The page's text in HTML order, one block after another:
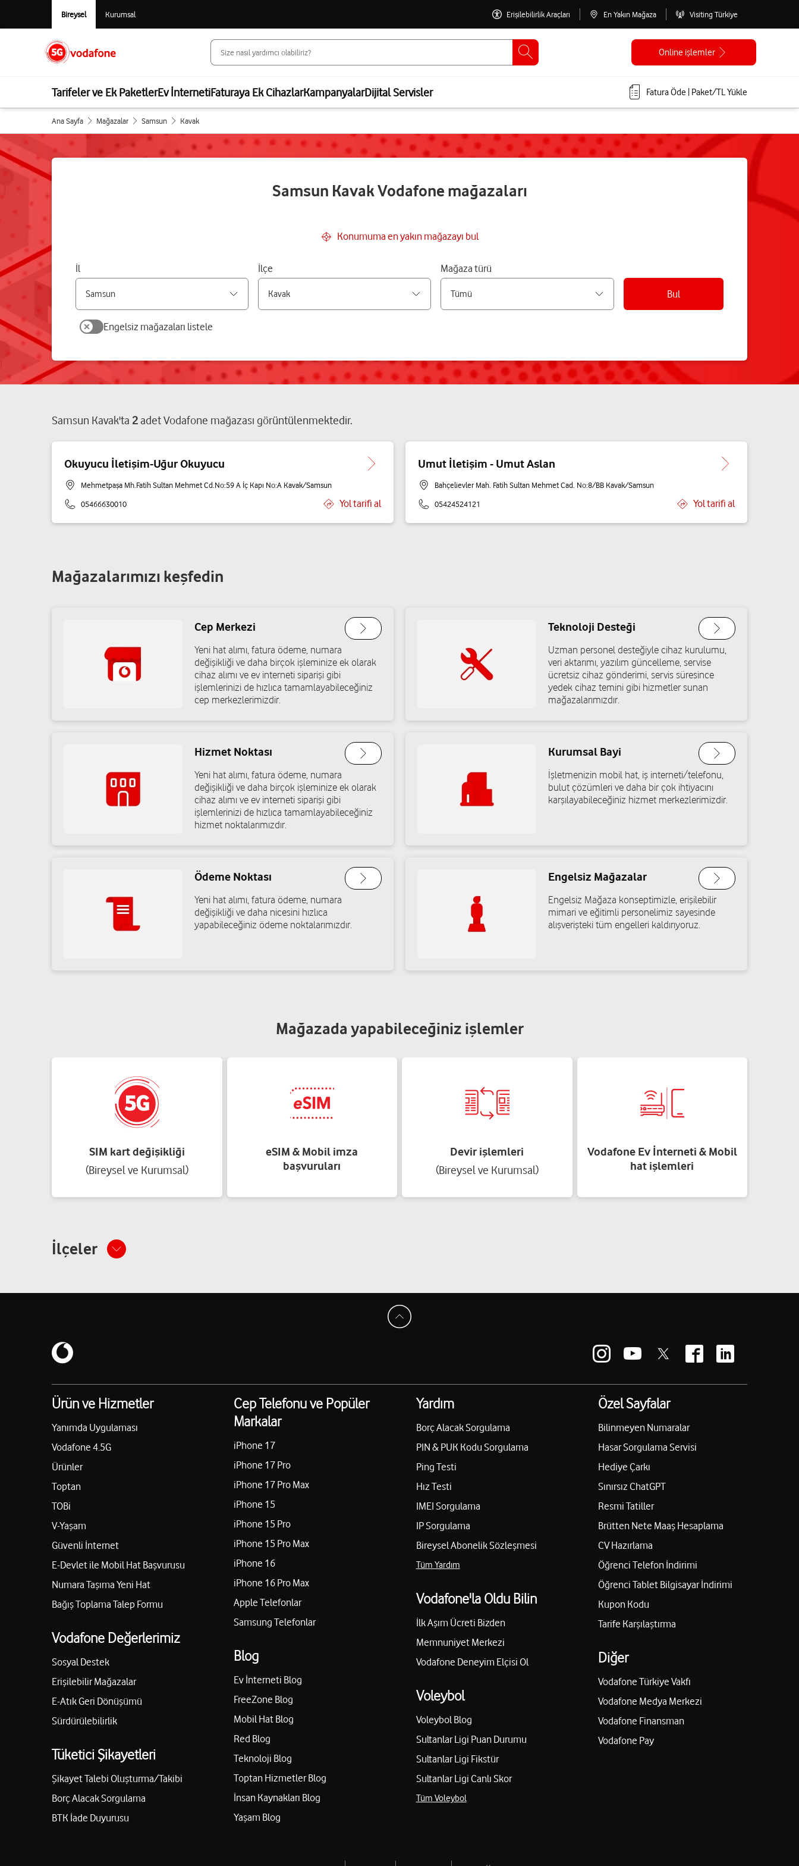
Bireysel Kurumsal Erişilebilirlik Araçları En Yakın Mağaza Visiting Türkiye
Online işlemler
Tarifeler ve Ek PaketlerEv İnternetiFaturaya Ek CihazlarKampanyalarDijital Servisler Fatura Öde | Paket/TL Yükle
Ana Sayfa Mağazalar Samsun Kavak
Samsun Kavak Vodafone mağazaları
Konumuma en yakın mağazayı bul
İl İlçe Mağaza türü
Bul
Engelsiz mağazaları listele
Samsun Kavak'ta 2adetVodafone mağazası görüntülenmektedir.
Okuyucu İletişim-Uğur Okuyucu
Mehmetpaşa Mh.Fatih Sultan Mehmet Cd.No:59 A İç Kapı No:A Kavak/Samsun
05466630010
Yol tarifi al
Umut İletişim - Umut Aslan
Bahçelievler Mah. Fatih Sultan Mehmet Cad. No:8/BB Kavak/Samsun
05424524121
Yol tarifi al
Mağazalarımızı keşfedin
Cep Merkezi
Yeni hat alımı, fatura ödeme, numara
değişikliği ve daha birçok işleminize ek olarak
cihaz alımı ve ev interneti siparişi gibi
işlemlerinizi de hızlıca tamamlayabileceğiniz
cep merkezlerimizdir.
Teknoloji Desteği
Uzman personel desteğiyle cihaz kurulumu,
veri aktarımı, yazılım güncelleme, servise
ücretsiz cihaz gönderimi, servis süresince
yedek cihaz temini gibi hizmetler sunan
mağazalarımızdır.
Hizmet Noktası
Yeni hat alımı, fatura ödeme, numara
değişikliği ve daha birçok işleminize ek olarak
cihaz alımı ve ev interneti siparişi gibi
işlemlerinizi de hızlıca tamamlayabileceğiniz
hizmet noktalarımızdır.
Kurumsal Bayi
İşletmenizin mobil hat, iş interneti/telefonu,
bulut çözümleri ve daha bir çok ihtiyacını
karşılayabileceğiniz hizmet merkezlerimizdir.
Ödeme Noktası
Yeni hat alımı, fatura ödeme, numara
değişikliği ve daha nicesini hızlıca
yapabileceğiniz ödeme noktalarımızdır.
Engelsiz Mağazalar
Engelsiz Mağaza konseptimizle, erişilebilir
mimari ve eğitimli personelimiz sayesinde
alışverişteki tüm engelleri kaldırıyoruz.
Mağazada yapabileceğiniz işlemler
SIM kart değişikliği
(Bireysel ve Kurumsal)
eSIM & Mobil imza
başvuruları
Devir işlemleri
(Bireysel ve Kurumsal)
Vodafone Ev İnterneti & Mobil
hat işlemleri
İlçeler
Ürün ve Hizmetler
Yanımda Uygulaması
Vodafone 4.5G
Ürünler
Toptan
TOBi
V-Yaşam
Güvenli İnternet
E-Devlet ile Mobil Hat Başvurusu
Numara Taşıma Yeni Hat
Bağış Toplama Talep Formu
Vodafone Değerlerimiz
Sosyal Destek
Erişilebilir Mağazalar
E-Atık Geri Dönüşümü
Sürdürülebilirlik
Tüketici Şikayetleri
Şikayet Talebi Oluşturma/Takibi
Borç Alacak Sorgulama
BTK İade Duyurusu
Cep Telefonu ve Popüler
Markalar
iPhone 17
iPhone 17 Pro
iPhone 17 Pro Max
iPhone 15
iPhone 15 Pro
iPhone 15 Pro Max
iPhone 16
iPhone 16 Pro Max
Apple Telefonlar
Samsung Telefonlar
Blog
Ev İnterneti Blog
FreeZone Blog
Mobil Hat Blog
Red Blog
Teknoloji Blog
Toptan Hizmetler Blog
İnsan Kaynakları Blog
Yaşam Blog
Yardım
Borç Alacak Sorgulama
PIN & PUK Kodu Sorgulama
Ping Testi
Hız Testi
IMEI Sorgulama
IP Sorgulama
Bireysel Abonelik Sözleşmesi
Tüm Yardım
Vodafone'la Oldu Bilin
İlk Aşım Ücreti Bizden
Memnuniyet Merkezi
Vodafone Deneyim Elçisi Ol
Voleybol
Voleybol Blog
Sultanlar Ligi Puan Durumu
Sultanlar Ligi Fikstür
Sultanlar Ligi Canlı Skor
Tüm Voleybol
Özel Sayfalar
Bilinmeyen Numaralar
Hasar Sorgulama Servisi
Hediye Çarkı
Sınırsız ChatGPT
Resmi Tatiller
Brütten Nete Maaş Hesaplama
CV Hazırlama
Öğrenci Telefon İndirimi
Öğrenci Tablet Bilgisayar İndirimi
Kupon Kodu
Tarife Karşılaştırma
Diğer
Vodafone Türkiye Vakfı
Vodafone Medya Merkezi
Vodafone Finansman
Vodafone Pay